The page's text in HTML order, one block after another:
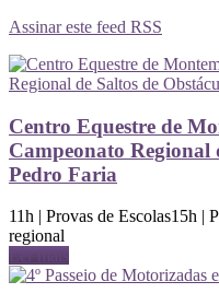
Assinar este feed RSS
Centro Equestre de
Campeonato Regional
Pedro Faria
11h | Provas de Escolas15h |
regional
Ler mais